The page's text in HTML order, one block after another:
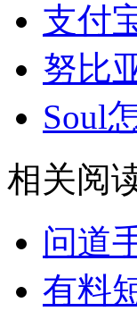
支付
努比
Soul
相关阅
问道
有料